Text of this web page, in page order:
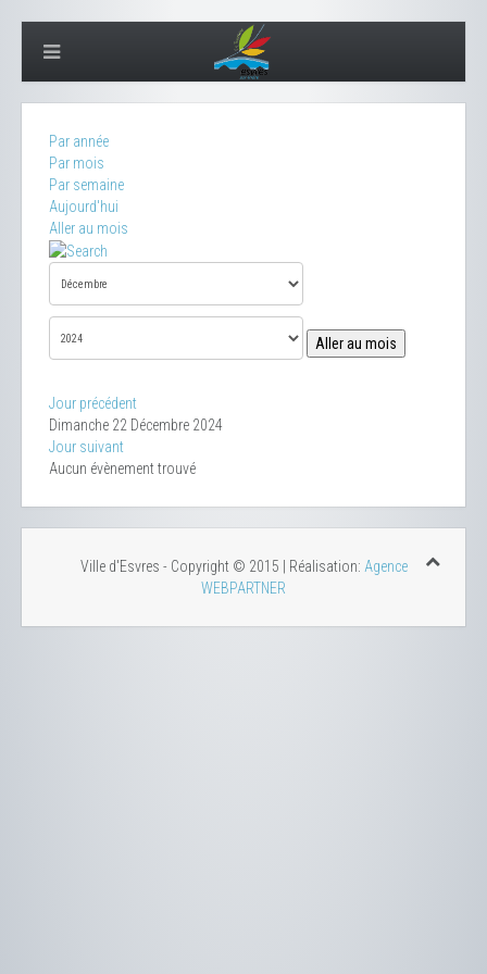
Par année
Par mois
Par semaine
Aujourd'hui
Aller au mois
Aller au mois
Jour précédent
Dimanche 22 Décembre 2024
Jour suivant
Aucun évènement trouvé
Ville d'Esvres - Copyright © 2015 | Réalisation: Agence
WEBPARTNER